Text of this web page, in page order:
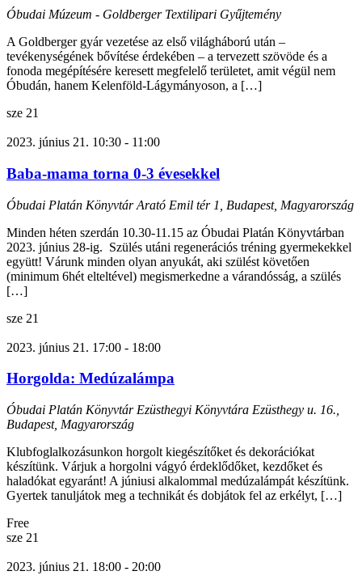
Óbudai Múzeum - Goldberger Textilipari Gyűjtemény
A Goldberger gyár vezetése az első világháború után –
tevékenységének bővítése érdekében – a tervezett szövöde és a
fonoda megépítésére keresett megfelelő területet, amit végül nem
Óbudán, hanem Kelenföld-Lágymányoson, a […]
sze 21
2023. június 21. 10:30 - 11:00
Baba-mama torna 0-3 évesekkel
Óbudai Platán KönyvtárArató Emil tér 1, Budapest, Magyarország
Minden héten szerdán 10.30-11.15 az Óbudai Platán Könyvtárban
2023. június 28-ig. Szülés utáni regenerációs tréning gyermekekkel
együtt! Várunk minden olyan anyukát, aki szülést követően
(minimum 6hét elteltével) megismerkedne a várandósság, a szülés
[…]
sze 21
2023. június 21. 17:00 - 18:00
Horgolda: Medúzalámpa
Óbudai Platán Könyvtár Ezüsthegyi Könyvtára Ezüsthegy u. 16.,
Budapest, Magyarország
Klubfoglalkozásunkon horgolt kiegészítőket és dekorációkat
készítünk. Várjuk a horgolni vágyó érdeklődőket, kezdőket és
haladókat egyaránt! A júniusi alkalommal medúzalámpát készítünk.
Gyertek tanuljátok meg a technikát és dobjátok fel az erkélyt, […]
Free
sze 21
2023. június 21. 18:00 - 20:00